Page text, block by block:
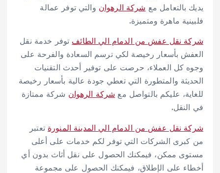
يديك بالتعامل مع شركة الرهوان والتي توفر عمالة
فلبينية ماهرة ومتميزة.
شركة نقل عفش من الدمام الي الطائف توفر خدمة نقل
العفش بأسعار رخيصة لكي ترسم السعادة والفرحة على
وجوه كل العملاء، حرصت على توفير أحدث التقنيات
الحديثة والمتطورة التي تعطي جودة عالية بأسعار رخيصة
للغاية، عليكم بالتواصل مع شركة الرهوان شركة ممتازة
في النقل.
شركة نقل عفش من الدمام الي المدينة المنورة تعتبر
من كبرى الشركات التي توفر لكم خدمات على أعلى
مستوى ممكن، فيمكنك الحصول على نقل أثاث بدون أي
أخطاء على الإطلاق، فيمكنك الحصول على مجموعة